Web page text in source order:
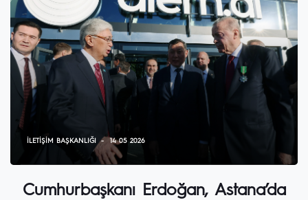
İLETIŞIM BAŞKANLIĞI 14 05 2026
Cumhurbaşkanı Erdoğan, Astana’da